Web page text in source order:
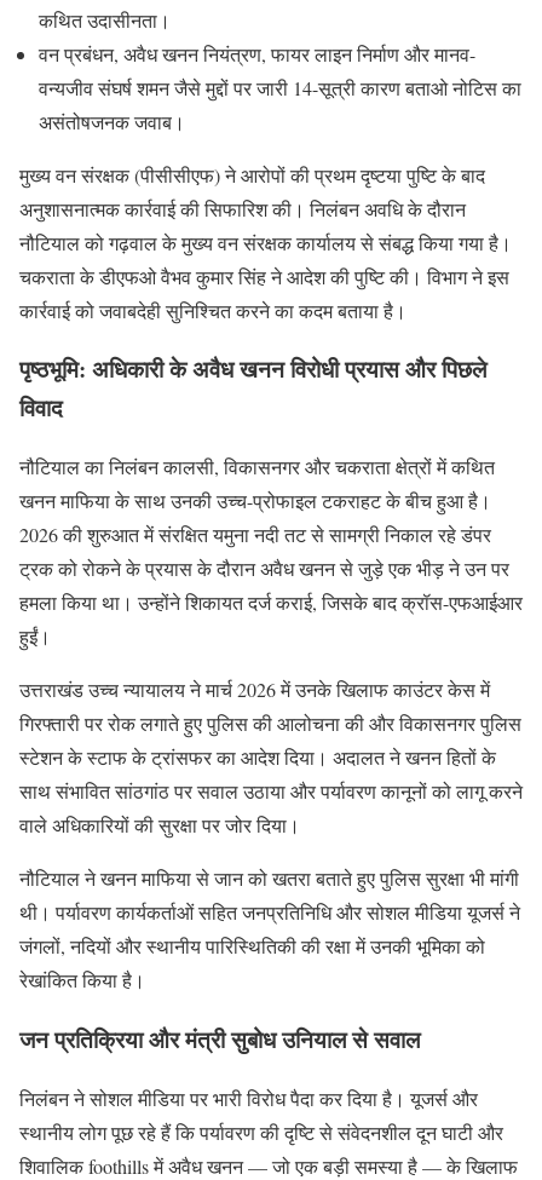
कथित उदासीनता।
वन प्रबंधन, अवैध खनन नियंत्रण, फायर लाइन निर्माण और मानव-
वन्यजीव संघर्ष शमन जैसे मुद्दों पर जारी 14-सूत्री कारण बताओ नोटिस का
असंतोषजनक जवाब।
मुख्य वन संरक्षक (पीसीसीएफ) ने आरोपों की प्रथम दृष्टया पुष्टि के बाद
अनुशासनात्मक कार्रवाई की सिफारिश की। निलंबन अवधि के दौरान
नौटियाल को गढ़वाल के मुख्य वन संरक्षक कार्यालय से संबद्ध किया गया है।
चकराता के डीएफओ वैभव कुमार सिंह ने आदेश की पुष्टि की। विभाग ने इस
कार्रवाई को जवाबदेही सुनिश्चित करने का कदम बताया है।
पृष्ठभूमि: अधिकारी के अवैध खनन विरोधी प्रयास और पिछले
विवाद
नौटियाल का निलंबन कालसी, विकासनगर और चकराता क्षेत्रों में कथित
खनन माफिया के साथ उनकी उच्च-प्रोफाइल टकराहट के बीच हुआ है।
2026 की शुरुआत में संरक्षित यमुना नदी तट से सामग्री निकाल रहे डंपर
ट्रक को रोकने के प्रयास के दौरान अवैध खनन से जुड़े एक भीड़ ने उन पर
हमला किया था। उन्होंने शिकायत दर्ज कराई, जिसके बाद क्रॉस-एफआईआर
हुईं।
उत्तराखंड उच्च न्यायालय ने मार्च 2026 में उनके खिलाफ काउंटर केस में
गिरफ्तारी पर रोक लगाते हुए पुलिस की आलोचना की और विकासनगर पुलिस
स्टेशन के स्टाफ के ट्रांसफर का आदेश दिया। अदालत ने खनन हितों के
साथ संभावित सांठगांठ पर सवाल उठाया और पर्यावरण कानूनों को लागू करने
वाले अधिकारियों की सुरक्षा पर जोर दिया।
नौटियाल ने खनन माफिया से जान को खतरा बताते हुए पुलिस सुरक्षा भी मांगी
थी। पर्यावरण कार्यकर्ताओं सहित जनप्रतिनिधि और सोशल मीडिया यूजर्स ने
जंगलों, नदियों और स्थानीय पारिस्थितिकी की रक्षा में उनकी भूमिका को
रेखांकित किया है।
जन प्रतिक्रिया और मंत्री सुबोध उनियाल से सवाल
निलंबन ने सोशल मीडिया पर भारी विरोध पैदा कर दिया है। यूजर्स और
स्थानीय लोग पूछ रहे हैं कि पर्यावरण की दृष्टि से संवेदनशील दून घाटी और
शिवालिक foothills में अवैध खनन — जो एक बड़ी समस्या है — के खिलाफ